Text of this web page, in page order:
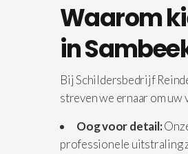
Waarom
in
Bij Schildersbedrijf
streven we ernaar om
Oog voor detail:
professionele uitstraling